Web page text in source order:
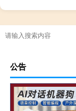
公告